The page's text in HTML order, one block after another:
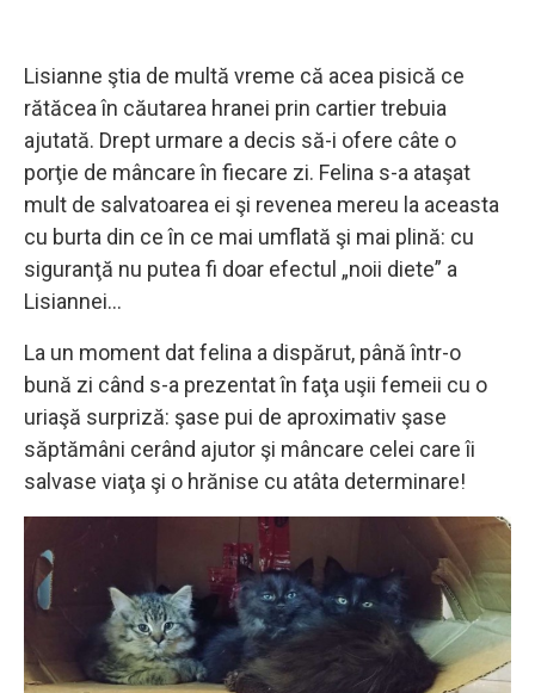
Lisianne ştia de multă vreme că acea pisică ce
rătăcea în căutarea hranei prin cartier trebuia
ajutată. Drept urmare a decis să-i ofere câte o
porţie de mâncare în fiecare zi. Felina s-a ataşat
mult de salvatoarea ei şi revenea mereu la aceasta
cu burta din ce în ce mai umflată şi mai plină: cu
siguranţă nu putea fi doar efectul „noii diete” a
Lisiannei…
La un moment dat felina a dispărut, până într-o
bună zi când s-a prezentat în faţa uşii femeii cu o
uriaşă surpriză: şase pui de aproximativ şase
săptămâni cerând ajutor şi mâncare celei care îi
salvase viaţa şi o hrănise cu atâta determinare!